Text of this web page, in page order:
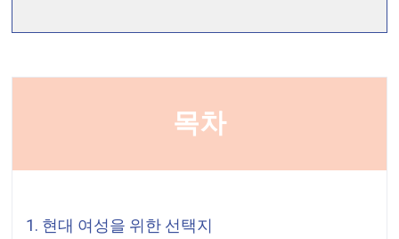
목차
1. 현대 여성을 위한 선택지